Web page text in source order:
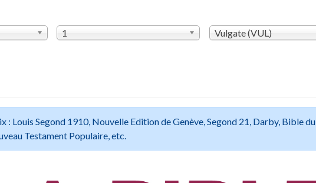
1 Vulgate (VUL)
Louis Segond 1910, Nouvelle Edition de Genève, Segond 21, Darby, Bible du
Testament Populaire, etc.